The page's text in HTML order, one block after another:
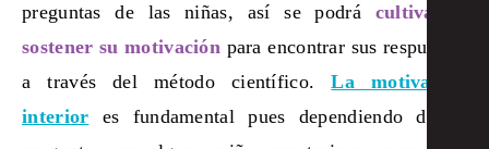
preguntas de las niñas, así se podrá cultivar y
sostener su motivación para encontrar sus respuestas
a través del método científico.La motivación
interior
es fundamental pues dependiendo de su